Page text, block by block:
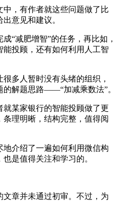
，有作者就这些问题做了比
意见和建议。
减肥增智”的任务，再比如，
投顾，还有如何利用人工智
多人暂时没有头绪的组织，
的解题思路——“加减乘数法”。
某家银行的智能投顾做了更
理明晰，结构完整，值得阅
介绍了一遍如何利用微信构
是值得关注和学习的。
章并未通过初审。不过，为